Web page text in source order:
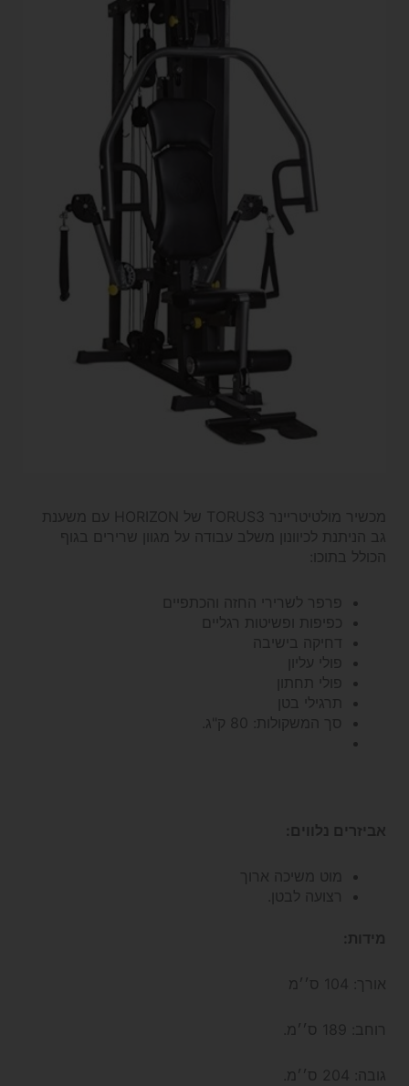
מכשיר מולטיטריינר TORUS3 של HORIZON עם משענת
גב הניתנת לכיוונון משלב עבודה על מגוון שרירים בגוף
הכולל בתוכו:
פרפר לשרירי החזה והכתפיים
כפיפות ופשיטות רגליים
דחיקה בישיבה
פולי עליון
פולי תחתון
תרגילי בטן
סך המשקולות: 80 ק"ג.
אביזרים נלווים:
מוט משיכה ארוך
רצועה לבטן.
מידות:
אורך: 104 ס׳׳מ
רוחב: 189 ס׳׳מ.
גובה: 204 ס׳׳מ.